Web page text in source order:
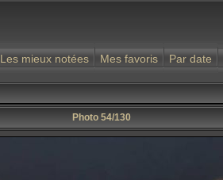
Les mieux notées Mes favoris Par date
Photo 54/130